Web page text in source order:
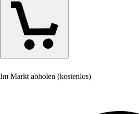
Im Markt abholen (kostenlos)